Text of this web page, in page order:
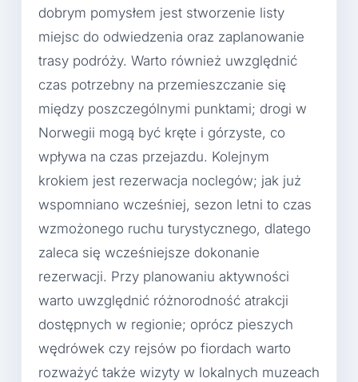
dobrym pomysłem jest stworzenie listy
miejsc do odwiedzenia oraz zaplanowanie
trasy podróży. Warto również uwzględnić
czas potrzebny na przemieszczanie się
między poszczególnymi punktami; drogi w
Norwegii mogą być kręte i górzyste, co
wpływa na czas przejazdu. Kolejnym
krokiem jest rezerwacja noclegów; jak już
wspomniano wcześniej, sezon letni to czas
wzmożonego ruchu turystycznego, dlatego
zaleca się wcześniejsze dokonanie
rezerwacji. Przy planowaniu aktywności
warto uwzględnić różnorodność atrakcji
dostępnych w regionie; oprócz pieszych
wędrówek czy rejsów po fiordach warto
rozważyć także wizyty w lokalnych muzeach